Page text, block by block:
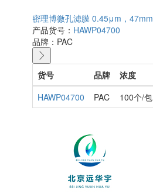
密理博微孔滤膜 0.45μm，47mm
产品货号： HAWP04700
品牌： PAC
货号 品牌 浓度
HAWP04700
PAC 100个/包